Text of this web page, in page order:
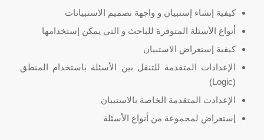
كيفية إنشاء إستبيان و واجهة تصميم الاستبيانات
أنواع الأسئلة المتوفرة للباحث و التي يمكن إستخدامها
كيفية إستعراض الاستبيان
الإعدادات المتقدمة للتنقل بين الأسئلة باستخدام المنطق
(Logic)
الإعدادت المتقدمة الخاصة بالاستبيان
إستعراض لمجموعة من أنواع الأسئلة